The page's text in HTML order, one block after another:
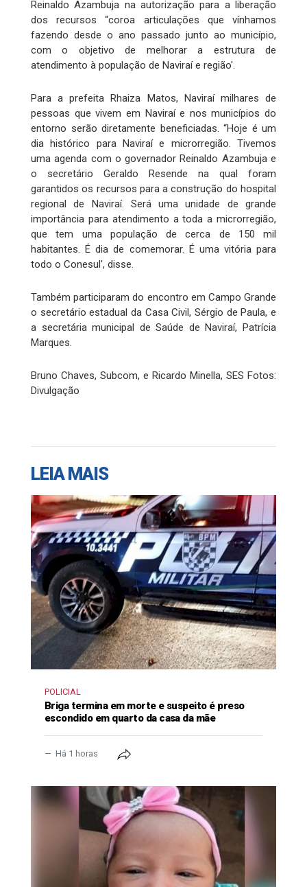
Reinaldo Azambuja na autorização para a liberação
dos recursos “coroa articulações que vínhamos
fazendo desde o ano passado junto ao município,
com o objetivo de melhorar a estrutura de
atendimento à população de Naviraí e região'.
Para a prefeita Rhaiza Matos, Naviraí milhares de
pessoas que vivem em Naviraí e nos municípios do
entorno serão diretamente beneficiadas. “Hoje é um
dia histórico para Naviraí e microrregião. Tivemos
uma agenda com o governador Reinaldo Azambuja e
o secretário Geraldo Resende na qual foram
garantidos os recursos para a construção do hospital
regional de Naviraí. Será uma unidade de grande
importância para atendimento a toda a microrregião,
que tem uma população de cerca de 150 mil
habitantes. É dia de comemorar. É uma vitória para
todo o Conesul', disse.
Também participaram do encontro em Campo Grande
o secretário estadual da Casa Civil, Sérgio de Paula, e
a secretária municipal de Saúde de Naviraí, Patrícia
Marques.
Bruno Chaves, Subcom, e Ricardo Minella, SES Fotos:
Divulgação
LEIA MAIS
POLICIAL
Briga termina em morte e suspeito é preso
escondido em quarto da casa da mãe
Há 1 horas